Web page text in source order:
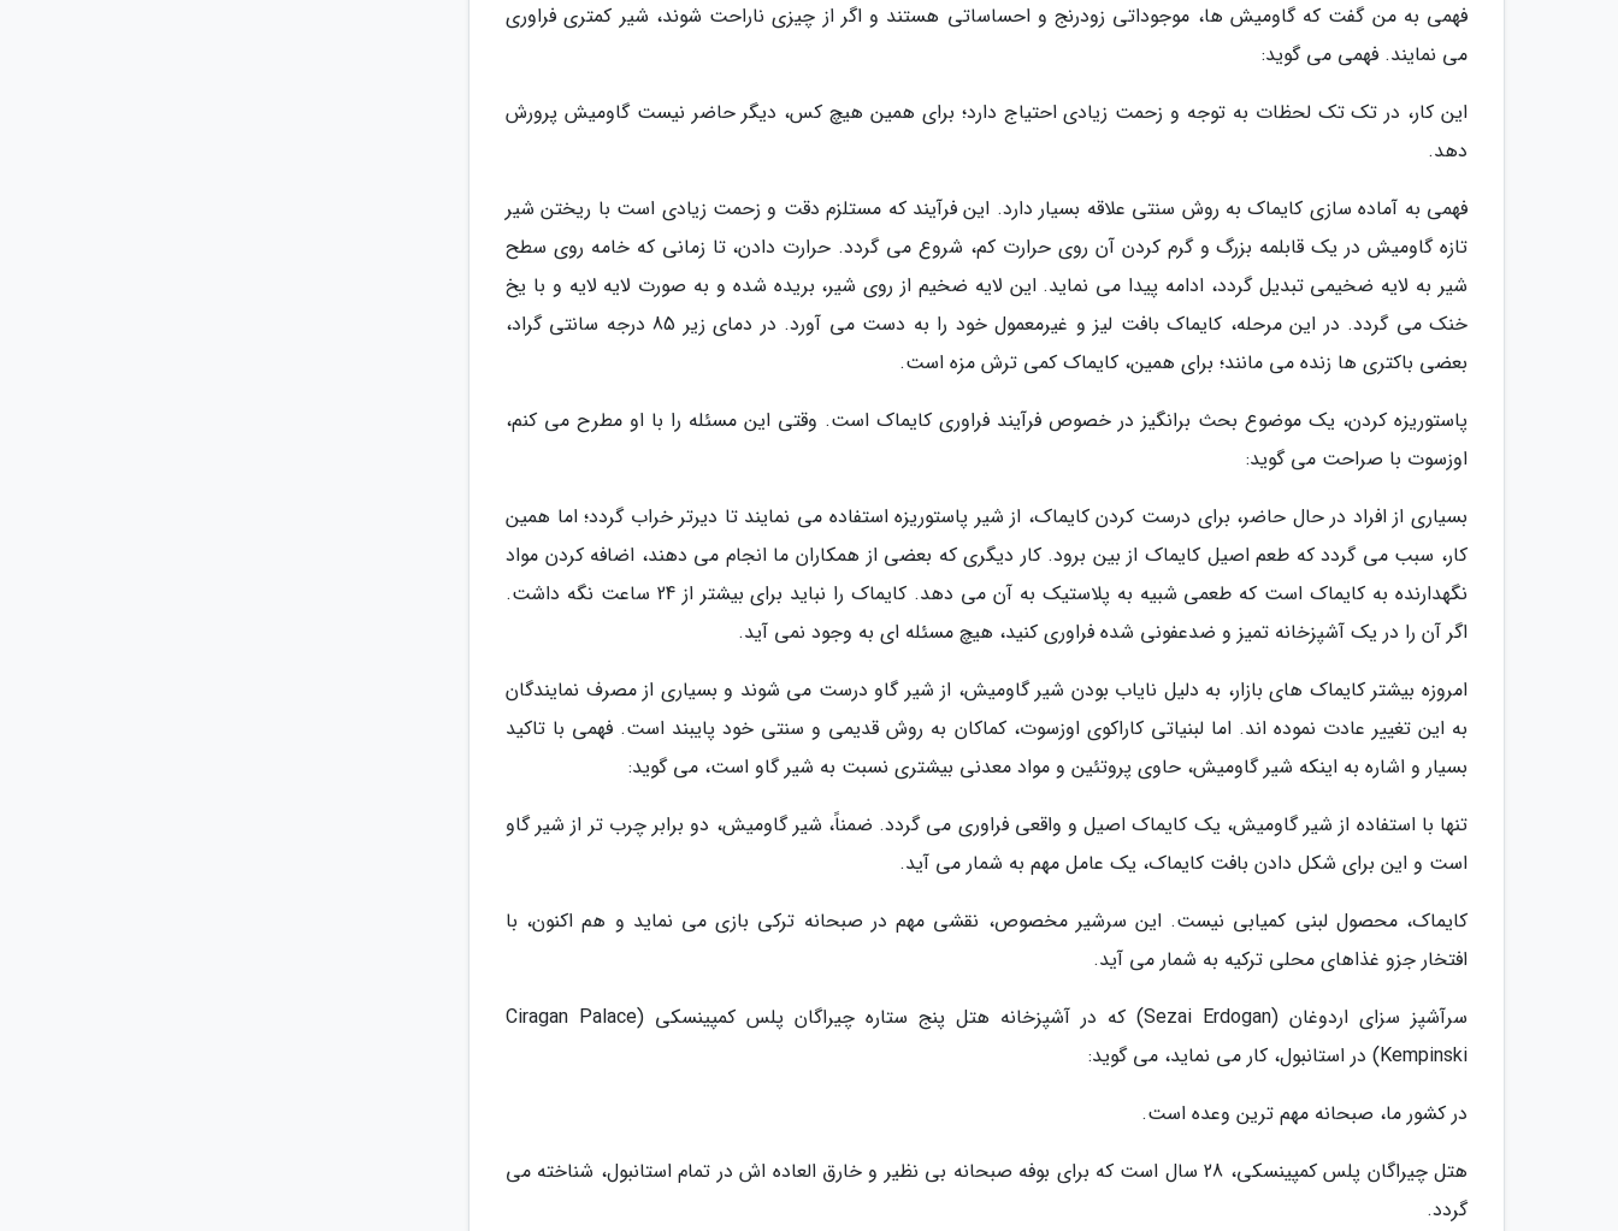
فهمی به من گفت که گاومیش ها، موجوداتی زودرنج و احساساتی هستند و اگر از چیزی ناراحت شوند، شیر کمتری فراوری
می نمایند. فهمی می گوید:
این کار، در تک تک لحظات به توجه و زحمت زیادی احتیاج دارد؛ برای همین هیچ کس، دیگر حاضر نیست گاومیش پرورش
دهد.
فهمی به آماده سازی کایماک به روش سنتی علاقه بسیار دارد. این فرآیند که مستلزم دقت و زحمت زیادی است با ریختن شیر
تازه گاومیش در یک قابلمه بزرگ و گرم کردن آن روی حرارت کم، شروع می گردد. حرارت دادن، تا زمانی که خامه روی سطح
شیر به لایه ضخیمی تبدیل گردد، ادامه پیدا می نماید. این لایه ضخیم از روی شیر، بریده شده و به صورت لایه لایه و با یخ
خنک می گردد. در این مرحله، کایماک بافت لیز و غیرمعمول خود را به دست می آورد. در دمای زیر 85 درجه سانتی گراد،
بعضی باکتری ها زنده می مانند؛ برای همین، کایماک کمی ترش مزه است.
پاستوریزه کردن، یک موضوع بحث برانگیز در خصوص فرآیند فراوری کایماک است. وقتی این مسئله را با او مطرح می کنم،
اوزسوت با صراحت می گوید:
بسیاری از افراد در حال حاضر، برای درست کردن کایماک، از شیر پاستوریزه استفاده می نمایند تا دیرتر خراب گردد؛ اما همین
کار، سبب می گردد که طعم اصیل کایماک از بین برود. کار دیگری که بعضی از همکاران ما انجام می دهند، اضافه کردن مواد
نگهدارنده به کایماک است که طعمی شبیه به پلاستیک به آن می دهد. کایماک را نباید برای بیشتر از 24 ساعت نگه داشت.
اگر آن را در یک آشپزخانه تمیز و ضدعفونی شده فراوری کنید، هیچ مسئله ای به وجود نمی آید.
امروزه بیشتر کایماک های بازار، به دلیل نایاب بودن شیر گاومیش، از شیر گاو درست می شوند و بسیاری از مصرف نمایندگان
به این تغییر عادت نموده اند. اما لبنیاتی کاراکوی اوزسوت، کماکان به روش قدیمی و سنتی خود پایبند است. فهمی با تاکید
بسیار و اشاره به اینکه شیر گاومیش، حاوی پروتئین و مواد معدنی بیشتری نسبت به شیر گاو است، می گوید:
تنها با استفاده از شیر گاومیش، یک کایماک اصیل و واقعی فراوری می گردد. ضمناً، شیر گاومیش، دو برابر چرب تر از شیر گاو
است و این برای شکل دادن بافت کایماک، یک عامل مهم به شمار می آید.
کایماک، محصول لبنی کمیابی نیست. این سرشیر مخصوص، نقشی مهم در صبحانه ترکی بازی می نماید و هم اکنون، با
افتخار جزو غذاهای محلی ترکیه به شمار می آید.
سرآشپز سزای اردوغان (Sezai Erdogan) که در آشپزخانه هتل پنج ستاره چیراگان پلس کمپینسکی (Ciragan Palace
Kempinski) در استانبول، کار می نماید، می گوید:
در کشور ما، صبحانه مهم ترین وعده است.
هتل چیراگان پلس کمپینسکی، 28 سال است که برای بوفه صبحانه بی نظیر و خارق العاده اش در تمام استانبول، شناخته می
گردد.